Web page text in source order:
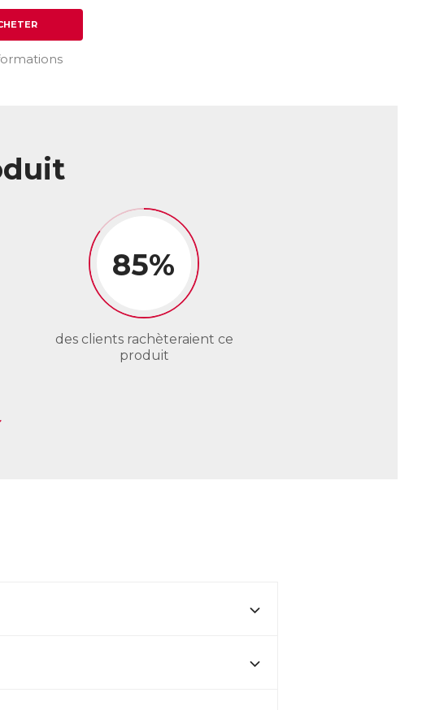
85%
des clients rachèteraient ce
produit